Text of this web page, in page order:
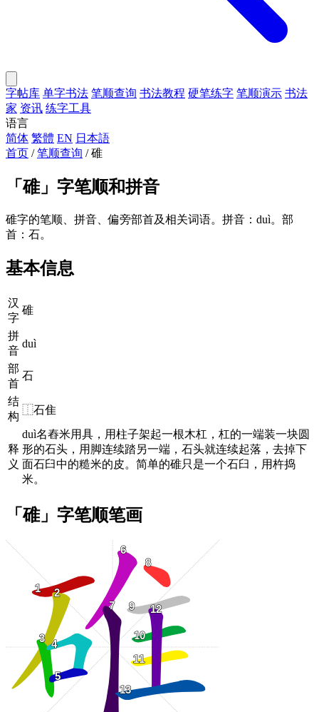
字帖库 单字书法 笔顺查询 书法教程 硬笔练字 笔顺演示 书法
家 资讯 练字工具
语言
简体 繁體 EN 日本語
首页 / 笔顺查询 / 碓
「碓」字笔顺和拼音
碓字的笔顺、拼音、偏旁部首及相关词语。拼音：duì。部
首：石。
基本信息
汉
字
碓
拼
音
duì
部
首
石
结
构
⿰石隹
释
义
duì名舂米用具，用柱子架起一根木杠，杠的一端装一块圆
形的石头，用脚连续踏另一端，石头就连续起落，去掉下
面石臼中的糙米的皮。简单的碓只是一个石臼，用杵捣
米。
「碓」字笔顺笔画